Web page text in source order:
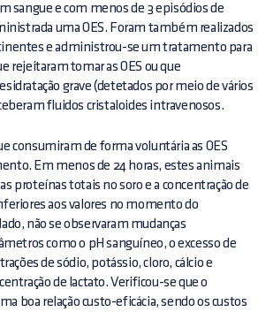
sangue e com menos de 3 episódios de
uma OES. Foram também realizados
e administrou-se um tratamento para
rejeitaram tomar as OES ou que
grave (detetados por meio de vários
fluidos cristaloides intravenosos.
consumiram de forma voluntária as OES
Em menos de 24 horas, estes animais
proteínas totais no soro e a concentração de
aos valores no momento do
não se observaram mudanças
como o pH sanguíneo, o excesso de
de sódio, potássio, cloro, cálcio e
de lactato. Verificou-se que o
boa relação custo-eficácia, sendo os custos